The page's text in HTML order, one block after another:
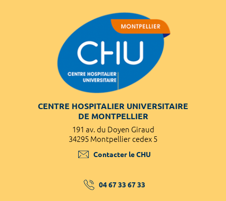
CENTRE HOSPITALIER UNIVERSITAIRE
DE MONTPELLIER
191 av. du Doyen Giraud
34295 Montpellier cedex 5
Contacter le CHU
04 67 33 67 33